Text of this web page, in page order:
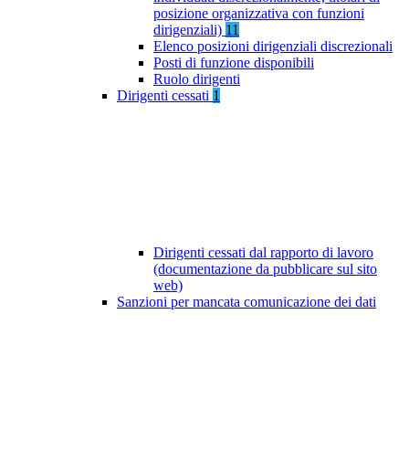
posizione organizzativa con funzioni
dirigenziali) 11
Elenco posizioni dirigenziali discrezionali
Posti di funzione disponibili
Ruolo dirigenti
Dirigenti cessati 1
Dirigenti cessati dal rapporto di lavoro
(documentazione da pubblicare sul sito
web)
Sanzioni per mancata comunicazione dei dati